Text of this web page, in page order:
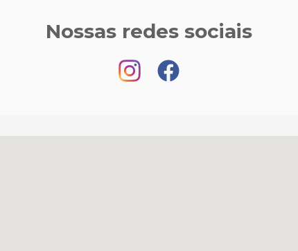
Nossas redes sociais